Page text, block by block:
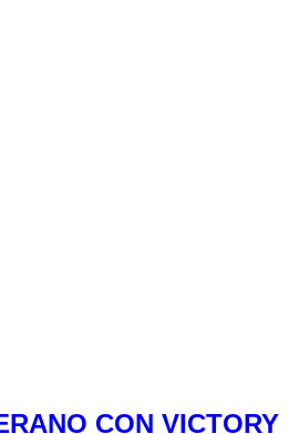
CON VICTORY